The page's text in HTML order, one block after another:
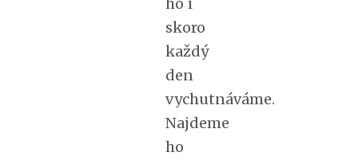
skoro
každý
den
vychutnáváme.
Najdeme
ho